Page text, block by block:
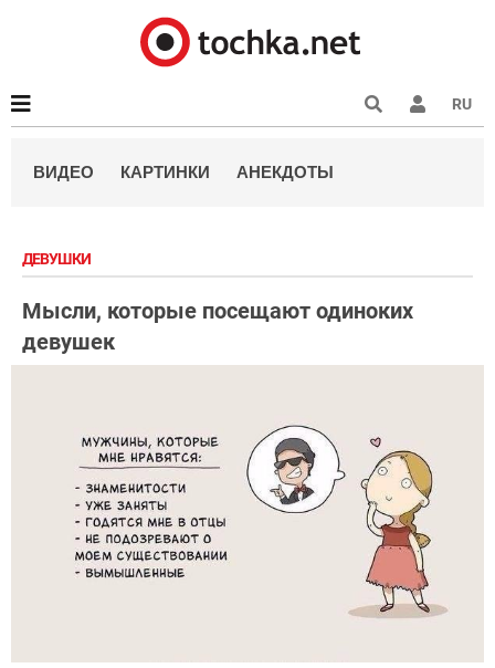
RU
ВИДЕО КАРТИНКИ АНЕКДОТЫ
ДЕВУШКИ
Мысли, которые посещают одиноких
девушек